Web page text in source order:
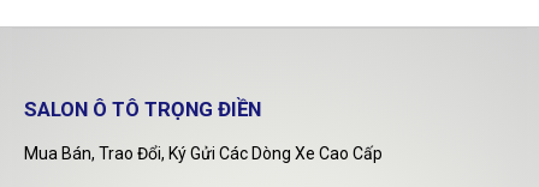
SALON Ô TÔ TRỌNG ĐIỀN
Mua Bán, Trao Đổi, Ký Gửi Các Dòng Xe Cao Cấp